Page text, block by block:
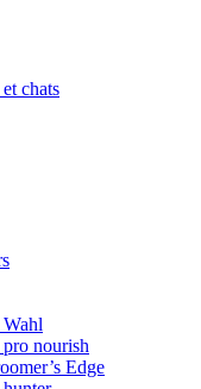
chats
nourish
Edge